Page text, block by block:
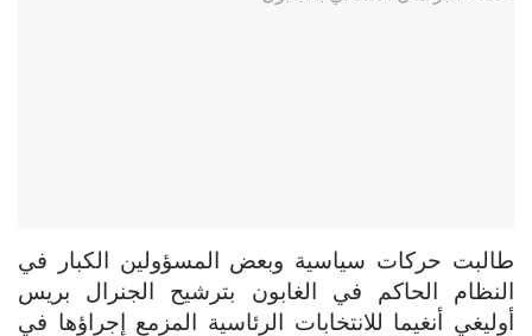
طالبت حركات سياسية وبعض المسؤولين الكبار في
النظام الحاكم في الغابون بترشيح الجنرال بريس
أوليغي أنغيما للانتخابات الرئاسية المزمع إجراؤها في